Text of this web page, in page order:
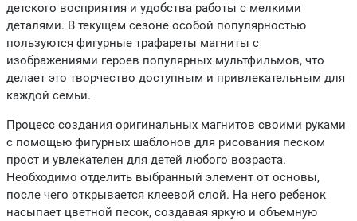
детского восприятия и удобства работы с мелкими
деталями. В текущем сезоне особой популярностью
пользуются фигурные трафареты магниты с
изображениями героев популярных мультфильмов, что
делает это творчество доступным и привлекательным для
каждой семьи.
Процесс создания оригинальных магнитов своими руками
с помощью фигурных шаблонов для рисования песком
прост и увлекателен для детей любого возраста.
Необходимо отделить выбранный элемент от основы,
после чего открывается клеевой слой. На него ребенок
насыпает цветной песок, создавая яркую и объемную